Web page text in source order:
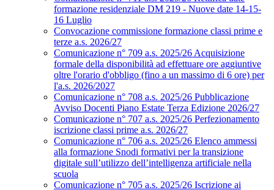
formazione residenziale DM 219 - Nuove date 14-15-
16 Luglio
Convocazione commissione formazione classi prime e
terze a.s. 2026/27
Comunicazione n° 709 a.s. 2025/26 Acquisizione
formale della disponibilità ad effettuare ore aggiuntive
oltre l'orario d'obbligo (fino a un massimo di 6 ore) per
l'a.s. 2026/2027
Comunicazione n° 708 a.s. 2025/26 Pubblicazione
Avviso Docenti Piano Estate Terza Edizione 2026/27
Comunicazione n° 707 a.s. 2025/26 Perfezionamento
iscrizione classi prime a.s. 2026/27
Comunicazione n° 706 a.s. 2025/26 Elenco ammessi
alla formazione Snodi formativi per la transizione
digitale sull’utilizzo dell’intelligenza artificiale nella
scuola
Comunicazione n° 705 a.s. 2025/26 Iscrizione ai